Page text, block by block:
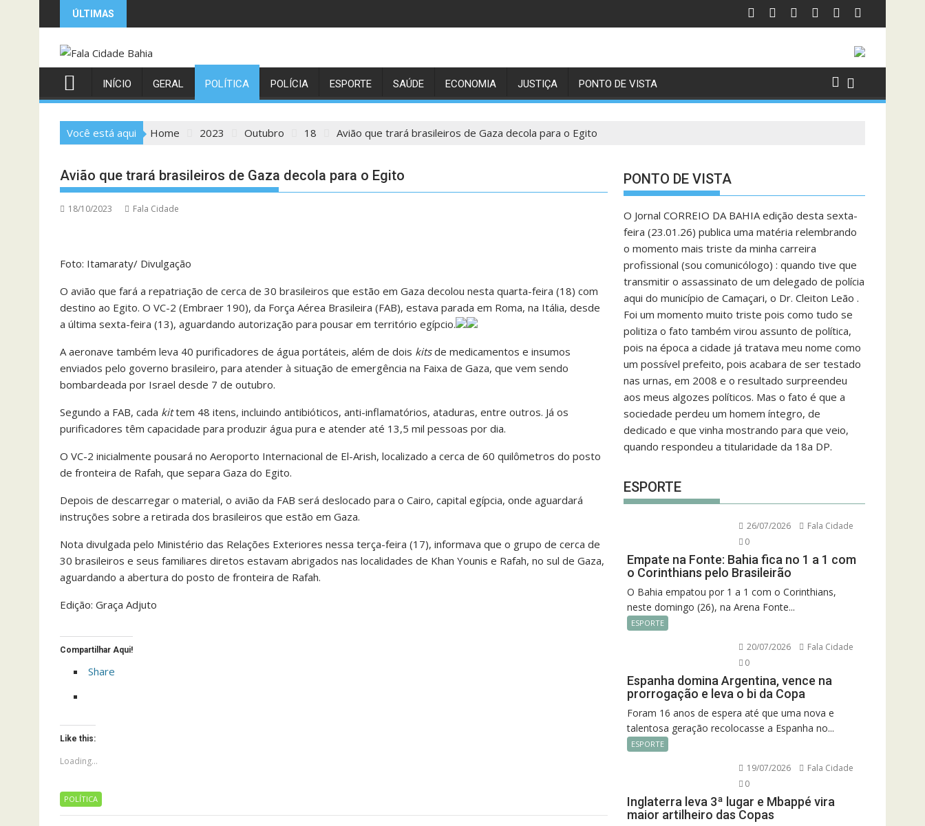
to
ÚLTIMAS
INÍCIO GERAL POLÍTICA POLÍCIA ESPORTE SAÚDE ECONOMIA JUSTIÇA PONTO DE VISTA
Você está aqui Home 2023 Outubro 18 Avião que trará brasileiros de Gaza decola para o Egito
Avião que trará brasileiros de Gaza decola para o Egito
18/10/2023 Fala Cidade
Foto: Itamaraty/ Divulgação
O avião que fará a repatriação de cerca de 30 brasileiros que estão em Gaza decolou nesta quarta-feira (18) com
destino ao Egito. O VC-2 (Embraer 190), da Força Aérea Brasileira (FAB), estava parada em Roma, na Itália, desde
a última sexta-feira (13), aguardando autorização para pousar em território egípcio.
A aeronave também leva 40 purificadores de água portáteis, além de dois kitsde medicamentos e insumos
enviados pelo governo brasileiro, para atender à situação de emergência na Faixa de Gaza, que vem sendo
bombardeada por Israel desde 7 de outubro.
Segundo a FAB, cada kittem 48 itens, incluindo antibióticos, anti-inflamatórios, ataduras, entre outros. Já os
purificadores têm capacidade para produzir água pura e atender até 13,5 mil pessoas por dia.
O VC-2 inicialmente pousará no Aeroporto Internacional de El-Arish, localizado a cerca de 60 quilômetros do posto
de fronteira de Rafah, que separa Gaza do Egito.
Depois de descarregar o material, o avião da FAB será deslocado para o Cairo, capital egípcia, onde aguardará
instruções sobre a retirada dos brasileiros que estão em Gaza.
Nota divulgada pelo Ministério das Relações Exteriores nessa terça-feira (17), informava que o grupo de cerca de
30 brasileiros e seus familiares diretos estavam abrigados nas localidades de Khan Younis e Rafah, no sul de Gaza,
aguardando a abertura do posto de fronteira de Rafah.
Edição: Graça Adjuto
Compartilhar Aqui!
Share
Like this:
Loading...
POLÍTICA
PONTO DE VISTA
O Jornal CORREIO DA BAHIA edição desta sexta-
feira (23.01.26) publica uma matéria relembrando
o momento mais triste da minha carreira
profissional (sou comunicólogo) : quando tive que
transmitir o assassinato de um delegado de polícia
aqui do município de Camaçari, o Dr. Cleiton Leão .
Foi um momento muito triste pois como tudo se
politiza o fato também virou assunto de política,
pois na época a cidade já tratava meu nome como
um possível prefeito, pois acabara de ser testado
nas urnas, em 2008 e o resultado surpreendeu
aos meus algozes políticos. Mas o fato é que a
sociedade perdeu um homem íntegro, de
dedicado e que vinha mostrando para que veio,
quando respondeu a titularidade da 18a DP.
ESPORTE
26/07/2026
Fala Cidade
0
Empate na Fonte: Bahia fica no 1 a 1 com
o Corinthians pelo Brasileirão
O Bahia empatou por 1 a 1 com o Corinthians,
neste domingo (26), na Arena Fonte...
ESPORTE
20/07/2026
Fala Cidade
0
Espanha domina Argentina, vence na
prorrogação e leva o bi da Copa
Foram 16 anos de espera até que uma nova e
talentosa geração recolocasse a Espanha no...
ESPORTE
19/07/2026
Fala Cidade
0
Inglaterra leva 3ª lugar e Mbappé vira
maior artilheiro das Copas